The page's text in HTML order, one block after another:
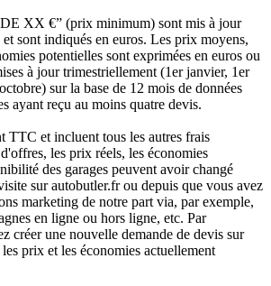
XX €” (prix minimum) sont mis à jour
sont indiqués en euros. Les prix moyens,
potentielles sont exprimées en euros ou
à jour trimestriellement (1er janvier, 1er
sur la base de 12 mois de données
ayant reçu au moins quatre devis.
TTC et incluent tous les autres frais
les prix réels, les économies
des garages peuvent avoir changé
sur autobutler.fr ou depuis que vous avez
marketing de notre part via, par exemple,
en ligne ou hors ligne, etc. Par
créer une nouvelle demande de devis sur
prix et les économies actuellement